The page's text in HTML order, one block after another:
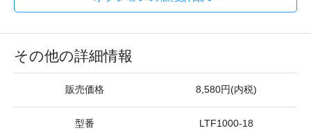
その他の詳細情報
販売価格 8,580円(内税)
型番 LTF1000-18